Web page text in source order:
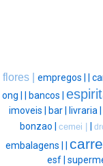
flores | empregos |
ong |
bancos |
imoveis |
bar | livraria |
bonzao | cemei |
embalagens |
esf |